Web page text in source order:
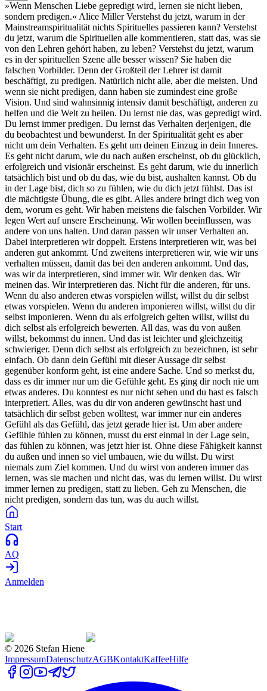
»Wenn Menschen Liebe gepredigt wird, lernen sie nicht lieben,
sondern predigen.« Alice Miller Verstehst du jetzt, warum in der
Mainstreamspiritualität nichts Spirituelles passieren kann? Verstehst
du jetzt, warum die Spirituellen alle kommentieren, statt das, was sie
von den Lehren gehört haben, zu leben? Verstehst du jetzt, warum
es in der spirituellen Szene alle besser wissen? Sie haben die
falschen Vorbilder. Denn der Großteil der Lehrer ist damit
beschäftigt, zu predigen. Natürlich nicht alle, aber die meisten. Und
wenn sie nicht predigen, dann haben sie zumindest eine große
Vision. Und sind wahnsinnig intensiv damit beschäftigt, anderen zu
helfen und die Welt zu heilen. Du lernst nie das, was gepredigt wird.
Du lernst immer predigen. Du lernst das Verhalten derjenigen, die
du beobachtest und bewunderst. In der Spiritualität geht es aber
nicht um dein Verhalten. Es geht um deinen Einzug in dein Inneres.
Es geht nicht darum, wie du nach außen erscheinst, ob du glücklich,
erfolgreich und visionär erscheinst. Es geht darum, wie du innerlich
tatsächlich bist und ob du das, wie du bist, aushalten kannst. Ob du
in der Lage bist, dich so zu fühlen, wie du dich jetzt fühlst. Das ist
die mächtigste Übung, die es gibt. Alles andere bringt dich weg von
dem, worum es geht. Wir haben meistens die falschen Vorbilder. Wir
legen Wert auf unsere Erscheinung. Wir wollen beeinflussen, was
andere von uns halten. Und daran passen wir unser Verhalten an.
Dabei interpretieren wir doppelt. Erstens interpretieren wir, was bei
anderen gut ankommt. Und zweitens interpretieren wir, wie wir uns
verhalten müssen, damit das bei den anderen ankommt. Und das,
was wir da interpretieren, sind immer wir. Wir denken das. Wir
meinen das. Wir interpretieren das. Nicht für die anderen, für uns.
Wenn du also anderen etwas vorspielen willst, willst du dir selbst
etwas vorspielen. Wenn du anderen imponieren willst, willst du dir
selbst imponieren. Wenn du als erfolgreich gelten willst, willst du
dich selbst als erfolgreich bewerten. All das, was du von außen
willst, bekommst du innen. Und das ist leichter und gleichzeitig
schwieriger. Denn dich selbst als erfolgreich zu bezeichnen, ist sehr
einfach. Ob dann dein Gefühl mit dieser Aussage dir selbst
gegenüber konform geht, ist eine andere Sache. Und so merkst du,
dass es dir immer nur um die Gefühle geht. Es ging dir noch nie um
etwas anderes. Du konntest es nur nicht sehen und du hast es falsch
interpretiert. Alles, was du dir von anderen gewünscht hast und
tatsächlich dir selbst geben wolltest, war immer nur ein anderes
Gefühl als das Gefühl, das jetzt gerade hier ist. Um aber andere
Gefühle fühlen zu können, musst du erst einmal in der Lage sein,
das fühlen zu können, was jetzt hier ist. Ohne diese Fähigkeit kannst
du außen und innen so viel umbauen, wie du willst. Du wirst
niemals zum Ziel kommen. Und du wirst von anderen immer das
lernen, was sie machen und nicht das, was du lernen willst. Du wirst
immer lernen zu predigen, statt zu lieben. Geh zu Menschen, die
nicht predigen, sondern das tun, was du auch willst.
Start
AQ
Anmelden
© 2026 Stefan Hiene
ImpressumDatenschutzAGBKontaktKaffeeHilfe